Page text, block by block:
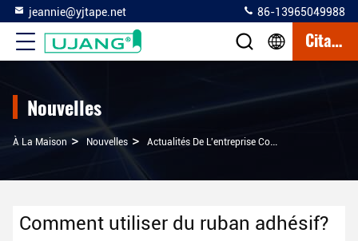
jeannie@yjtape.net 86-13965049988
Citation
Nouvelles
À La Maison > Nouvelles > Actualités De L'entreprise Comment Utiliser Du Ruban Adhésif?
Comment utiliser du ruban adhésif?